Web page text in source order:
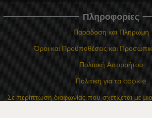
Πληροφορίες
Παράδοση και Πληρωμή
Όροι και Προϋποθέσεις και
Πολιτική Απορρήτου
Πολιτική για τα cookie
Σε περίπτωση διαφωνίας που σχετίζεται με